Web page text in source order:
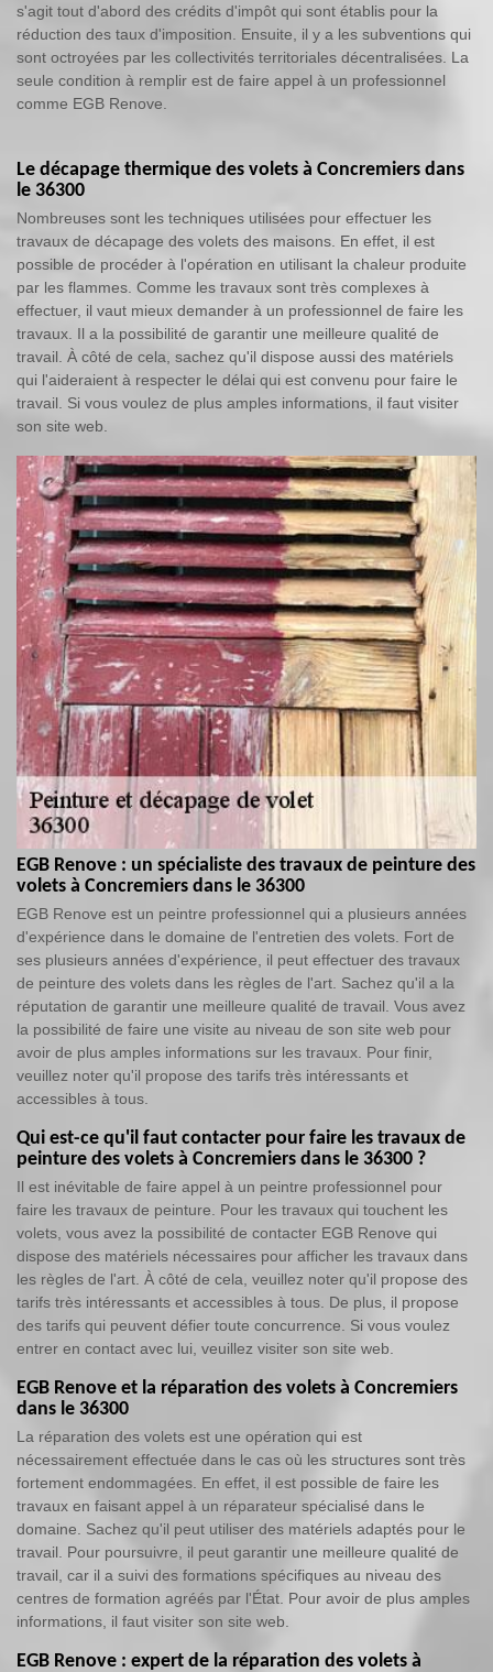
s'agit tout d'abord des crédits d'impôt qui sont établis pour la
réduction des taux d'imposition. Ensuite, il y a les subventions qui
sont octroyées par les collectivités territoriales décentralisées. La
seule condition à remplir est de faire appel à un professionnel
comme EGB Renove.
Le décapage thermique des volets à Concremiers dans
le 36300
Nombreuses sont les techniques utilisées pour effectuer les
travaux de décapage des volets des maisons. En effet, il est
possible de procéder à l'opération en utilisant la chaleur produite
par les flammes. Comme les travaux sont très complexes à
effectuer, il vaut mieux demander à un professionnel de faire les
travaux. Il a la possibilité de garantir une meilleure qualité de
travail. À côté de cela, sachez qu'il dispose aussi des matériels
qui l'aideraient à respecter le délai qui est convenu pour faire le
travail. Si vous voulez de plus amples informations, il faut visiter
son site web.
EGB Renove : un spécialiste des travaux de peinture des
volets à Concremiers dans le 36300
EGB Renove est un peintre professionnel qui a plusieurs années
d'expérience dans le domaine de l'entretien des volets. Fort de
ses plusieurs années d'expérience, il peut effectuer des travaux
de peinture des volets dans les règles de l'art. Sachez qu'il a la
réputation de garantir une meilleure qualité de travail. Vous avez
la possibilité de faire une visite au niveau de son site web pour
avoir de plus amples informations sur les travaux. Pour finir,
veuillez noter qu'il propose des tarifs très intéressants et
accessibles à tous.
Qui est-ce qu'il faut contacter pour faire les travaux de
peinture des volets à Concremiers dans le 36300 ?
Il est inévitable de faire appel à un peintre professionnel pour
faire les travaux de peinture. Pour les travaux qui touchent les
volets, vous avez la possibilité de contacter EGB Renove qui
dispose des matériels nécessaires pour afficher les travaux dans
les règles de l'art. À côté de cela, veuillez noter qu'il propose des
tarifs très intéressants et accessibles à tous. De plus, il propose
des tarifs qui peuvent défier toute concurrence. Si vous voulez
entrer en contact avec lui, veuillez visiter son site web.
EGB Renove et la réparation des volets à Concremiers
dans le 36300
La réparation des volets est une opération qui est
nécessairement effectuée dans le cas où les structures sont très
fortement endommagées. En effet, il est possible de faire les
travaux en faisant appel à un réparateur spécialisé dans le
domaine. Sachez qu'il peut utiliser des matériels adaptés pour le
travail. Pour poursuivre, il peut garantir une meilleure qualité de
travail, car il a suivi des formations spécifiques au niveau des
centres de formation agréés par l'État. Pour avoir de plus amples
informations, il faut visiter son site web.
EGB Renove : expert de la réparation des volets à